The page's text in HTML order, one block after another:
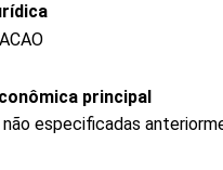
principal
especificadas